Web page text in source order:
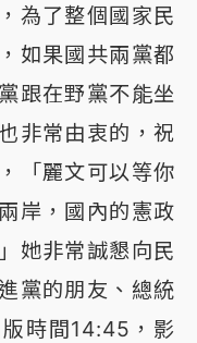
為了整個國家民
如果國共兩黨都
跟在野黨不能坐
非常由衷的，祝
「麗文可以等你
岸，國內的憲政
她非常誠懇向民
黨的朋友、總統
時間14:45，影